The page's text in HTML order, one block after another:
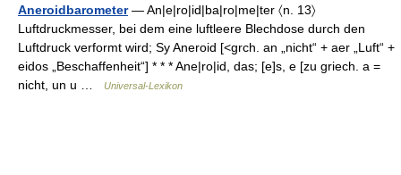
Aneroidbarometer— An|e|ro|id|ba|ro|me|ter 〈n. 13〉
Luftdruckmesser, bei dem eine luftleere Blechdose durch den
Luftdruck verformt wird; Sy Aneroid [<grch. an „nicht“ + aer „Luft“ +
eidos „Beschaffenheit“] * * * Ane|ro|id, das; [e]s, e [zu griech. a =
nicht, un u …
Universal-Lexikon